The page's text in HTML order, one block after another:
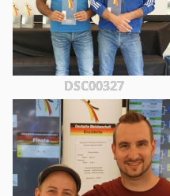
DSC00327